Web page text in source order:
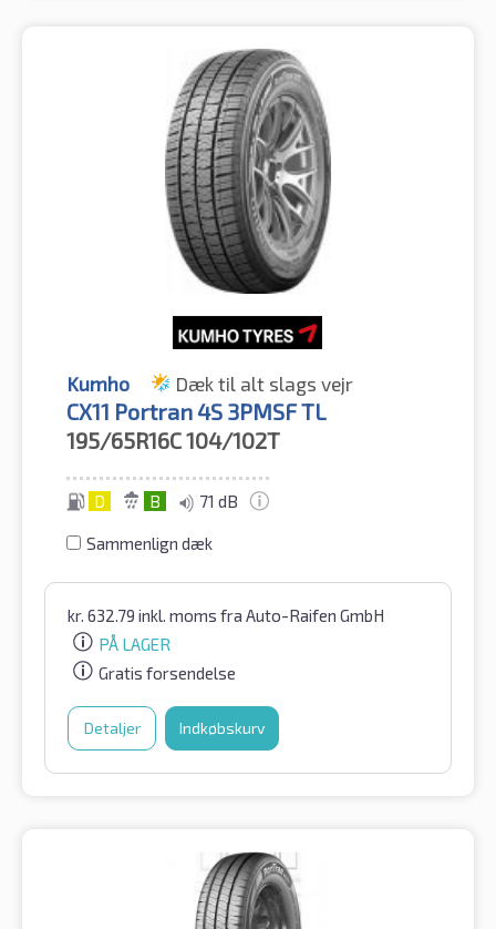
Kumho Dæk til alt slags vejr
CX11 Portran 4S 3PMSF TL
195/65R16C104/102T
D B 71 dB
Sammenlign dæk
kr. 632.79 inkl. moms fra Auto-Raifen GmbH
PÅ LAGER
Gratis forsendelse
Detaljer Indkøbskurv